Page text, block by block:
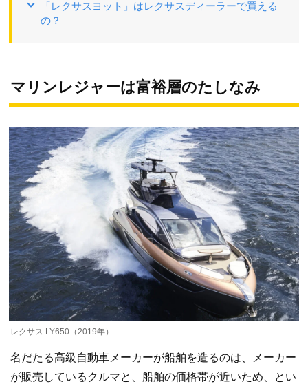
「レクサスヨット」はレクサスディーラーで買える
の？
マリンレジャーは富裕層のたしなみ
レクサス LY650（2019年）
名だたる高級自動車メーカーが船舶を造るのは、メーカー
が販売しているクルマと、船舶の価格帯が近いため、とい